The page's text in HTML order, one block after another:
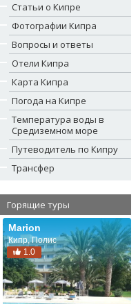
Статьи о Кипре
Фотографии Кипра
Вопросы и ответы
Отели Кипра
Карта Кипра
Погода на Кипре
Температура воды в
Средиземном море
Путеводитель по Кипру
Трансфер
Горящие туры
Marion
Кипр, Полис
1.0